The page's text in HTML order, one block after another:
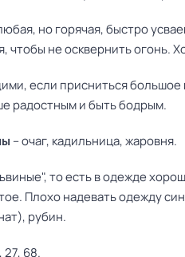
но горячая, быстро
чтобы не осквернить огонь.
если присниться
радостным и быть бодрым.
– очаг, кадильница, жаровня.
то есть в одежде
Плохо надевать одежду
рубин.
27, 68.